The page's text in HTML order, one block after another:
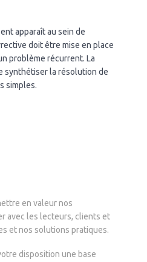
apparaît au sein de
doit être mise en place
problème récurrent. La
synthétiser la résolution de
simples.
en valeur nos
avec les lecteurs, clients et
et nos solutions pratiques.
disposition une base